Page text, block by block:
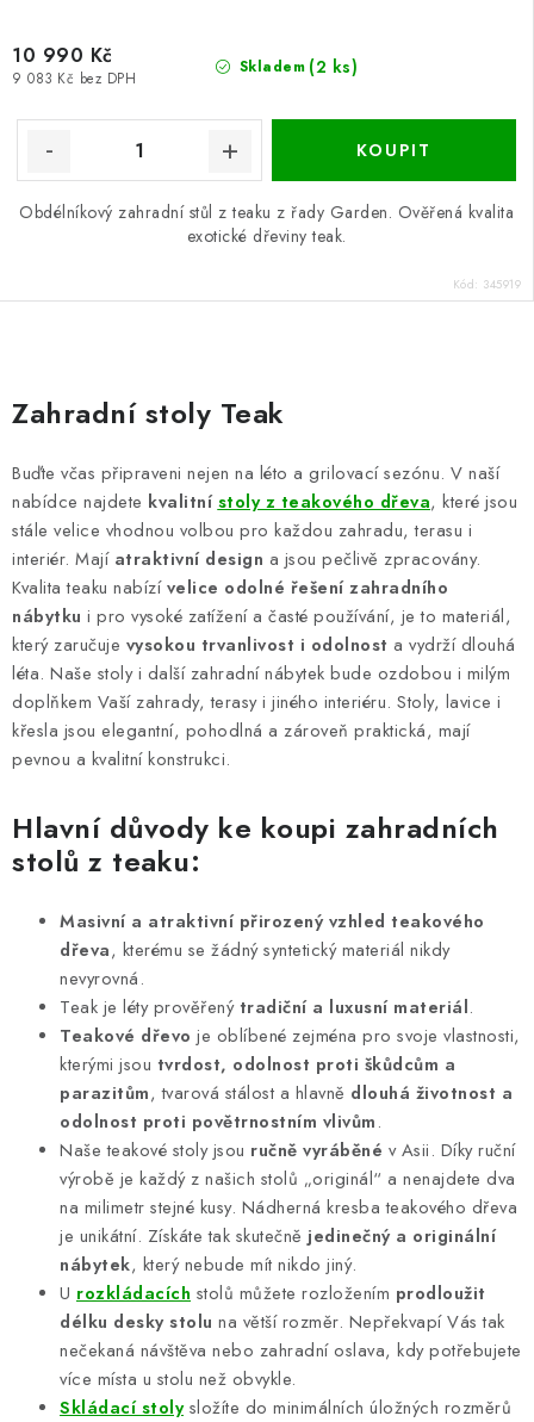
Skladem (2 ks)
9 083 Kč bez DPH
10 990 Kč
Obdélníkový zahradní stůl z teaku z řady Garden. Ověřená kvalita
exotické dřeviny teak.
Kód: 345919
v
l
á
d
a
c
í
p
r
v
k
y
v
p
i
Zahradní stoly Teak
Buďte včas připraveni nejen na léto a grilovací sezónu. V naší
nabídce najdete kvalitnístoly z teakového dřeva, které jsou
stále velice vhodnou volbou pro každou zahradu, terasu i
interiér. Majíatraktivní design a jsou pečlivě zpracovány.
Kvalita teaku nabízívelice odolné řešení zahradního
nábytku i pro vysoké zatížení a časté používání, je to materiál,
který zaručuje vysokou trvanlivost i odolnost a vydrží dlouhá
léta. Naše stoly i další zahradní nábytek bude ozdobou i milým
doplňkem Vaší zahrady, terasy i jiného interiéru. Stoly, lavice i
křesla jsou elegantní, pohodlná a zároveň praktická, mají
pevnou a kvalitní konstrukci.
Hlavní důvody ke koupi zahradních
stolů z teaku:
Masivní a atraktivní přirozený vzhled teakového
dřeva, kterému se žádný syntetický materiál nikdy
nevyrovná.
Teak je léty prověřenýtradiční a luxusní materiál.
Teakové dřevo je oblíbené zejména pro svoje vlastnosti,
kterými jsou tvrdost, odolnost proti škůdcům a
parazitům, tvarová stálost a hlavně dlouhá životnost a
odolnost proti povětrnostním vlivům.
Naše teakové stoly jsou ručně vyráběné v Asii. Díky ruční
výrobě je každý z našich stolů „originál“ a nenajdete dva
na milimetr stejné kusy. Nádherná kresba teakového dřeva
je unikátní. Získáte tak skutečně jedinečný a originální
nábytek, který nebude mít nikdo jiný.
U rozkládacích stolů můžete rozložením prodloužit
délku desky stolu na větší rozměr. Nepřekvapí Vás tak
nečekaná návštěva nebo zahradní oslava, kdy potřebujete
více místa u stolu než obvykle.
Skládací stolysložíte do minimálních úložných rozměrů